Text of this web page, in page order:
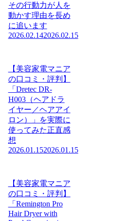
その行動力が人を
動かす理由を長め
に追います
2026.02.142026.02.15
【美容家電マニア
の口コミ・評判】
「Dretec DR-
H003（ヘアドラ
イヤー／ヘアアイ
ロン）」を実際に
使ってみた正直感
想
2026.01.152026.01.15
【美容家電マニア
の口コミ・評判】
「Remington Pro
Hair Dryer with